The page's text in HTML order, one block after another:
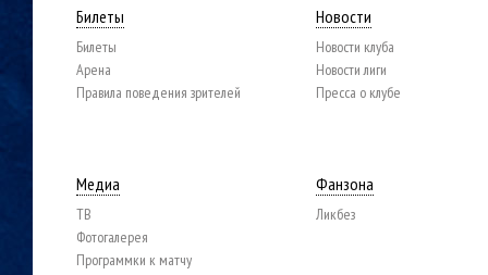
Билеты
Билеты
Арена
Правила поведения зрителей
Новости
Новости клуба
Новости лиги
Пресса о клубе
Медиа
ТВ
Фотогалерея
Программки к матчу
Фанзона
Ликбез